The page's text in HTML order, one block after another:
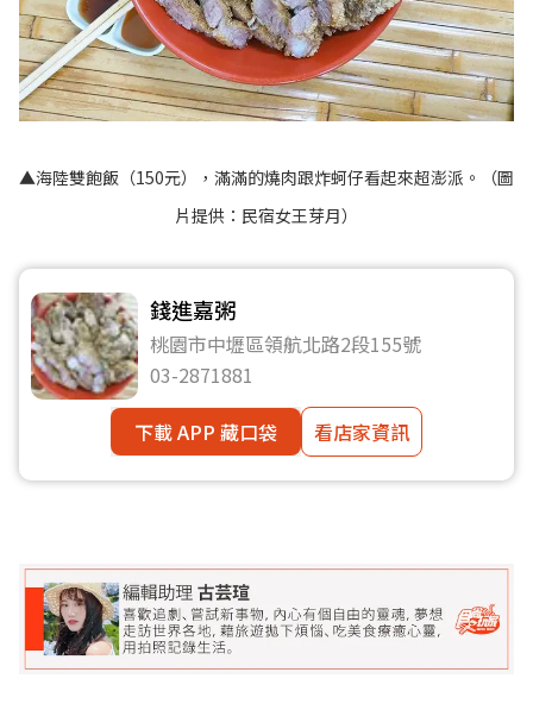
▲海陸雙飽飯（150元），滿滿的燒肉跟炸蚵仔看起來超澎派。（圖
片提供：民宿女王芽月）
錢進嘉粥
桃園市中壢區領航北路2段155號
03-2871881
下載 APP 藏口袋
看店家資訊